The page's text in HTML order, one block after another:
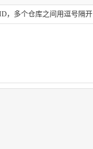
，多个仓库之间用逗号隔开